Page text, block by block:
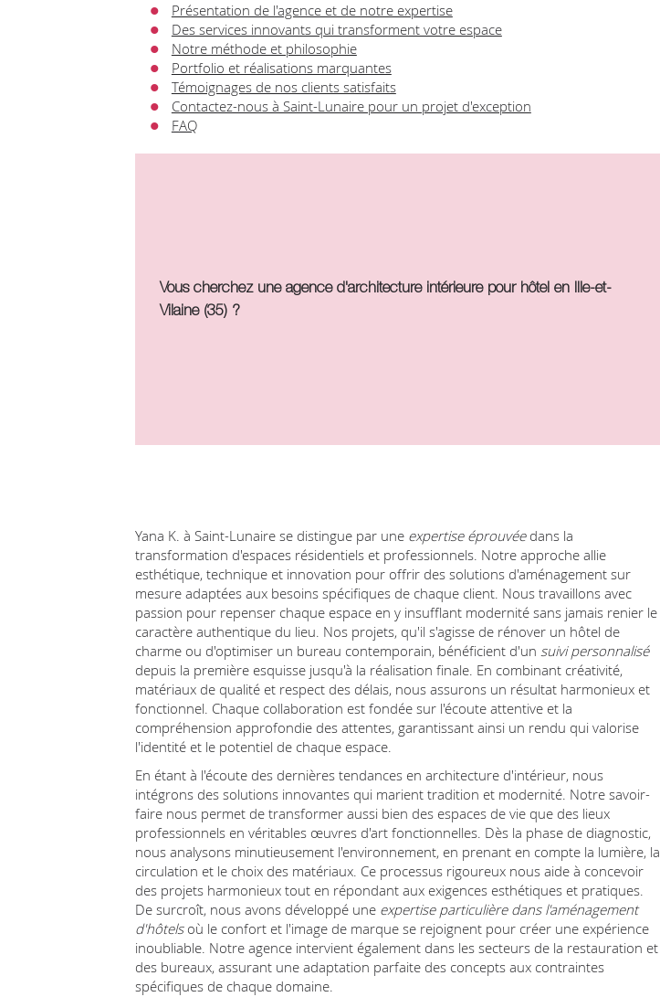
Présentation de l'agence et de notre expertise
Des services innovants qui transforment votre espace
Notre méthode et philosophie
Portfolio et réalisations marquantes
Témoignages de nos clients satisfaits
Contactez-nous à Saint-Lunaire pour un projet d'exception
FAQ
Vous cherchez une agence d'architecture intérieure pour hôtel en Ille-et-
Vilaine (35) ?
Yana K. à Saint-Lunaire se distingue par une expertise éprouvéedans la
transformation d'espaces résidentiels et professionnels. Notre approche allie
esthétique, technique et innovation pour offrir des solutions d'aménagement sur
mesure adaptées aux besoins spécifiques de chaque client. Nous travaillons avec
passion pour repenser chaque espace en y insufflant modernité sans jamais renier le
caractère authentique du lieu. Nos projets, qu'il s'agisse de rénover un hôtel de
charme ou d'optimiser un bureau contemporain, bénéficient d'un suivi personnalisé
depuis la première esquisse jusqu'à la réalisation finale. En combinant créativité,
matériaux de qualité et respect des délais, nous assurons un résultat harmonieux et
fonctionnel. Chaque collaboration est fondée sur l'écoute attentive et la
compréhension approfondie des attentes, garantissant ainsi un rendu qui valorise
l'identité et le potentiel de chaque espace.
En étant à l'écoute des dernières tendances en architecture d'intérieur, nous
intégrons des solutions innovantes qui marient tradition et modernité. Notre savoir-
faire nous permet de transformer aussi bien des espaces de vie que des lieux
professionnels en véritables œuvres d'art fonctionnelles. Dès la phase de diagnostic,
nous analysons minutieusement l'environnement, en prenant en compte la lumière, la
circulation et le choix des matériaux. Ce processus rigoureux nous aide à concevoir
des projets harmonieux tout en répondant aux exigences esthétiques et pratiques.
De surcroît, nous avons développé une expertise particulière dans l'aménagement
d'hôtelsoù le confort et l'image de marque se rejoignent pour créer une expérience
inoubliable. Notre agence intervient également dans les secteurs de la restauration et
des bureaux, assurant une adaptation parfaite des concepts aux contraintes
spécifiques de chaque domaine.